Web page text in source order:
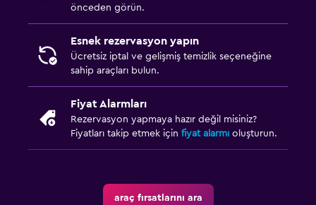
önceden görün.
Esnek rezervasyon yapın
Ücretsiz iptal ve gelişmiş temizlik seçeneğine
sahip araçları bulun.
Fiyat Alarmları
Rezervasyon yapmaya hazır değil misiniz?
Fiyatları takip etmek için fiyat alarmı oluşturun.
araç fırsatlarını ara